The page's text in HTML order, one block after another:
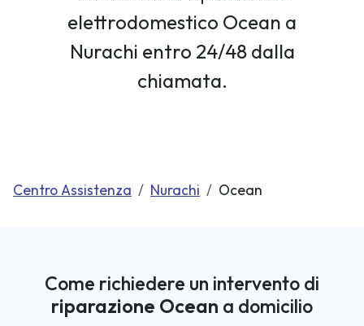
elettrodomestico Ocean a
Nurachi entro 24/48 dalla
chiamata.
Centro Assistenza Nurachi Ocean
Come richiedere un intervento di
riparazione Ocean a domicilio